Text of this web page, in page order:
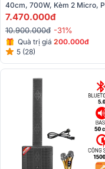
40cm, 700W, Kèm 2 Micro,
5h)
7.470.000đ
10.900.000đ -31%
Quà trị giá 200.000đ
5 (28)